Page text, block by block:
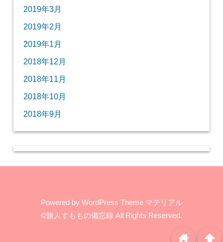
2019年3月
2019年2月
2019年1月
2018年12月
2018年11月
2018年10月
2018年9月
Powered by WordPress Theme マテリアル
©旅人すももの備忘録 All Rights Reserved.
arrowup
home